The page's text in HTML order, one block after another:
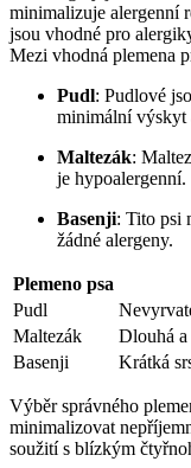
minimalizuje alergenní
‍jsou vhodné‍ pro
Mezi ⁣vhodná plemena
Pudl: Pudlové
minimální výskyt
Maltezák:
je hypoalergenní.
Basenji: Tito psi
žádné alergeny.
Plemeno psa
Pudl
Maltezák
Dlouhá⁢ a
Basenji
Krátká
Výběr správného‍
minimalizovat
‍soužití ⁤s blízkým